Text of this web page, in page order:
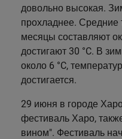
довольно высокая.
прохладнее. Средние
месяцы составляют
достигают 30 °C. В
около 6 °C,
достигается.
29 июня в городе
фестиваль Харо,
вином". Фестиваль